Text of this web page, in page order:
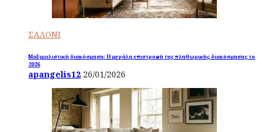
ΣΑΛΟΝΙ
Μαξιμαλιστική διακόσμηση: Η μεγάλη επιστροφή της πληθωρικής διακόσμησης το
2026
apangelis12 26/01/2026